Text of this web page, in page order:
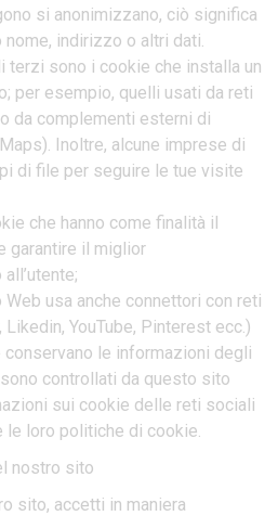
si anonimizzano, ciò significa
nome, indirizzo o altri dati.
terzi sono i cookie che installa un
per esempio, quelli usati da reti
da complementi esterni di
Inoltre, alcune imprese di
di file per seguire le tue visite
che hanno come finalità il
garantire il miglior
usa anche connettori con reti
YouTube, Pinterest ecc.)
le informazioni degli
controllati da questo sito
sui cookie delle reti sociali
loro politiche di cookie.
nostro sito
sito, accetti in maniera